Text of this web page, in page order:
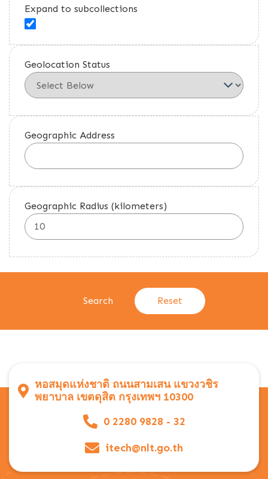
Expand to subcollections
Geolocation Status
Geographic Address
Geographic Radius (kilometers)
หอสมุดแห่งชาติ ถนนสามเสน แขวงวชิร
พยาบาล เขตดุสิต กรุงเทพฯ 10300
0 2280 9828 - 32
itech@nlt.go.th